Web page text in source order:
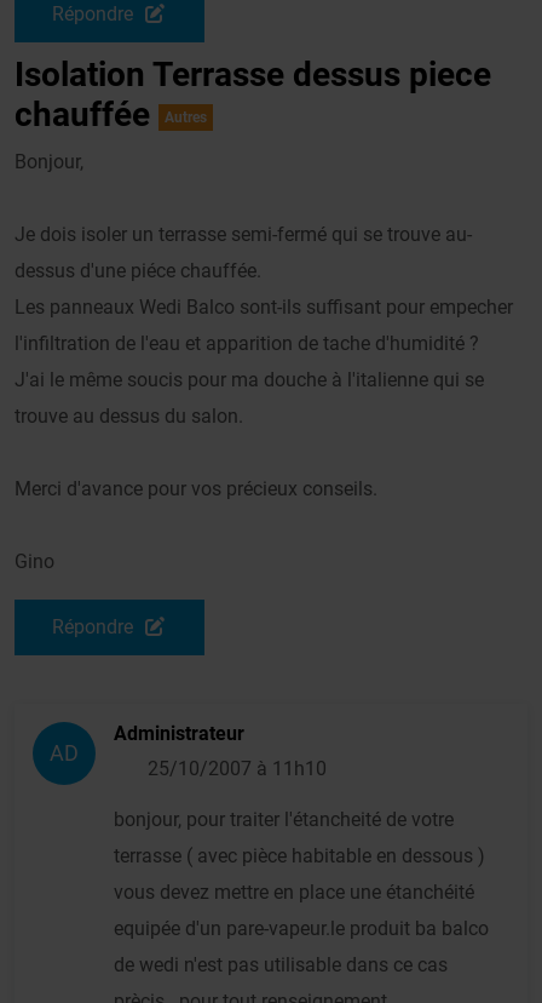
Répondre
Isolation Terrasse dessus piece
chauffée
Autres
Bonjour,
Je dois isoler un terrasse semi-fermé qui se trouve au-
dessus d'une piéce chauffée.
Les panneaux Wedi Balco sont-ils suffisant pour empecher
l'infiltration de l'eau et apparition de tache d'humidité ?
J'ai le même soucis pour ma douche à l'italienne qui se
trouve au dessus du salon.
Merci d'avance pour vos précieux conseils.
Gino
Répondre
AD
Administrateur
25/10/2007 à 11h10
bonjour, pour traiter l'étancheité de votre
terrasse ( avec pièce habitable en dessous )
vous devez mettre en place une étanchéité
equipée d'un pare-vapeur.le produit ba balco
de wedi n'est pas utilisable dans ce cas